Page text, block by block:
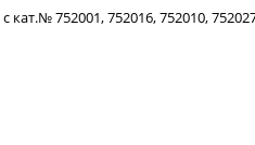
кат.№ 752001, 752016, 752010,